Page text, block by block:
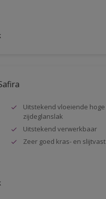
Uitstekend vloeiende hoge
zijdeglanslak
Uitstekend verwerkbaar
Zeer goed kras- en slijtvast